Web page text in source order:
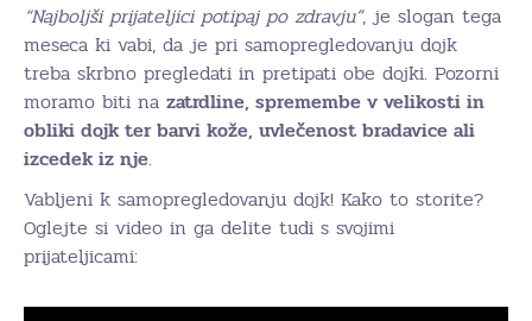
“Najboljši prijateljici potipaj po zdravju”, je slogan tega
meseca ki vabi, da je pri samopregledovanju dojk
treba skrbno pregledati in pretipati obe dojki. Pozorni
moramo biti na zatrdline, spremembe v velikosti in
obliki dojk ter barvi kože, uvlečenost bradavice ali
izcedek iz nje.
Vabljeni k samopregledovanju dojk! Kako to storite?
Oglejte si video in ga delite tudi s svojimi
prijateljicami: